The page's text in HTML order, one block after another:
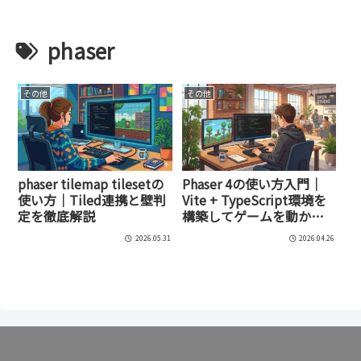
phaser
その他
phaser tilemap tilesetの
使い方｜Tiled連携と壁判
定を徹底解説
2026.05.31
その他
Phaser 4の使い方入門｜
Vite + TypeScript環境を
構築してゲームを動かす
2026.04.26